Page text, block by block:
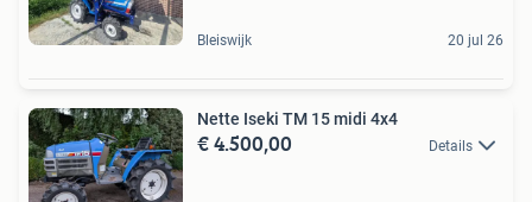
Bleiswijk 20 jul 26
Nette Iseki TM 15 midi 4x4
€ 4.500,00 Details